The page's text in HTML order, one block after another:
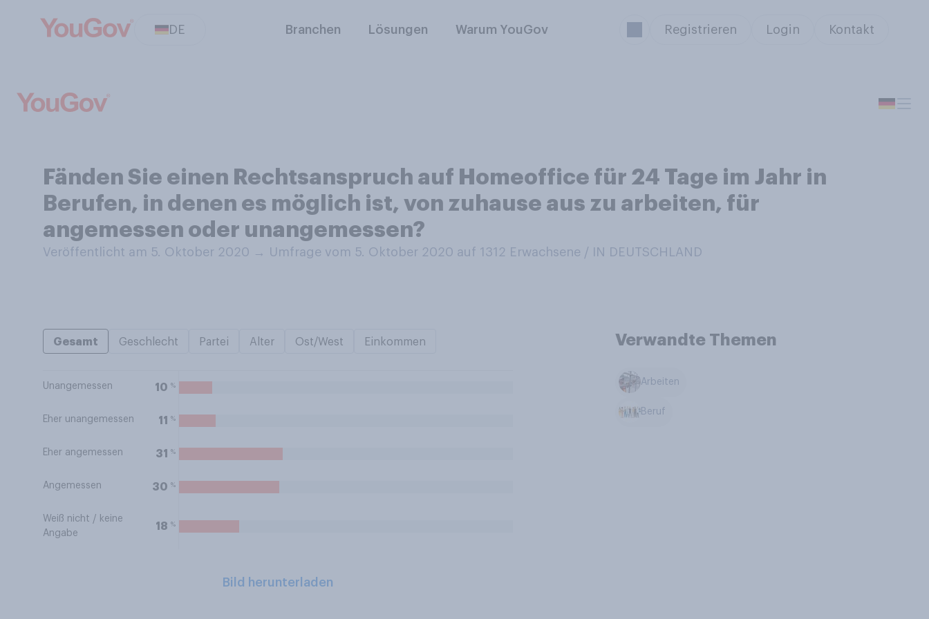
DE Branchen Lösungen Warum YouGov Registrieren Login Kontakt
Fänden Sie einen Rechtsanspruch auf Homeoffice für 24 Tage im Jahr in
Berufen, in denen es möglich ist, von zuhause aus zu arbeiten, für
angemessen oder unangemessen?
Veröffentlicht am 5. Oktober 2020 → Umfrage vom 5. Oktober 2020 auf 1312 Erwachsene / IN DEUTSCHLAND
Gesamt Geschlecht Partei Alter Ost/West Einkommen
Unangemessen 10 %
Eher unangemessen 11 %
Eher angemessen 31 %
Angemessen 30 %
Weiß nicht / keine
Angabe
18 %
Bild herunterladen
Verwandte Themen
Arbeiten
Beruf